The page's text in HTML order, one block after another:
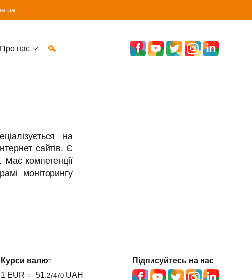
Про нас
на
сайтів. Є
Має компетенції
моніторингу
Курси валют
1 EUR = 51.27470 UAH
Підписуйтесь на нас